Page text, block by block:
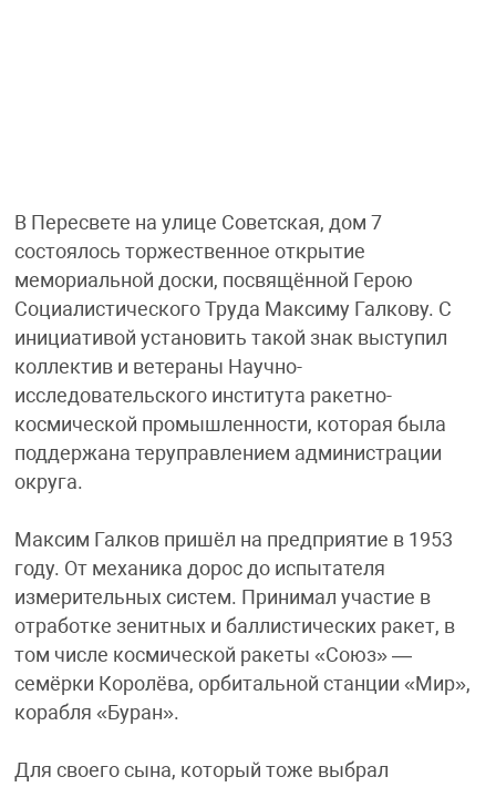
В Пересвете на улице Советская, дом 7
состоялось торжественное открытие
мемориальной доски, посвящённой Герою
Социалистического Труда Максиму Галкову. С
инициативой установить такой знак выступил
коллектив и ветераны Научно-
исследовательского института ракетно-
космической промышленности, которая была
поддержана теруправлением администрации
округа.
Максим Галков пришёл на предприятие в 1953
году. От механика дорос до испытателя
измерительных систем. Принимал участие в
отработке зенитных и баллистических ракет, в
том числе космической ракеты «Союз» —
семёрки Королёва, орбитальной станции «Мир»,
корабля «Буран».
Для своего сына, который тоже выбрал